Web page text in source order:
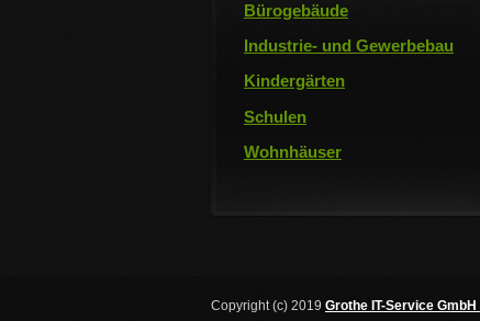
Bürogebäude
Industrie- und Gewerbebau
Kindergärten
Schulen
Wohnhäuser
Copyright (c) 2019 Grothe IT-Service GmbH